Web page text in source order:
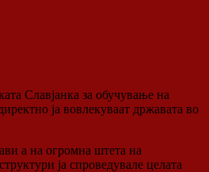
Славјанка за обучување на
ја вовлекуваат државата во
а на огромна штета на
ја спроведувале целата